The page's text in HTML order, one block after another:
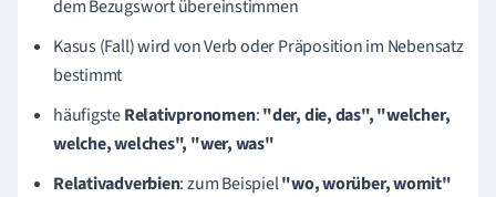
dem Bezugswort übereinstimmen
Kasus (Fall) wird von Verb oder Präposition im Nebensatz
bestimmt
häufigsteRelativpronomen:"der, die, das","welcher,
welche, welches", "wer, was"
Relativadverbien: zum Beispiel"wo, worüber, womit"